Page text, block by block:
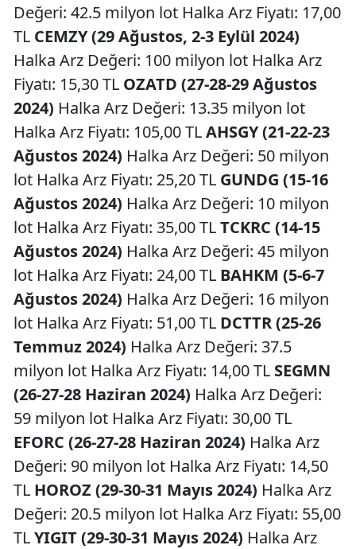
Değeri: 42.5 milyon lot Halka Arz Fiyatı: 17,00
TL CEMZY (29 Ağustos, 2-3 Eylül 2024)
Halka Arz Değeri: 100 milyon lot Halka Arz
Fiyatı: 15,30 TL OZATD (27-28-29 Ağustos
2024) Halka Arz Değeri: 13.35 milyon lot
Halka Arz Fiyatı: 105,00 TLAHSGY (21-22-23
Ağustos 2024) Halka Arz Değeri: 50 milyon
lot Halka Arz Fiyatı: 25,20 TL GUNDG (15-16
Ağustos 2024) Halka Arz Değeri: 10 milyon
lot Halka Arz Fiyatı: 35,00 TLTCKRC (14-15
Ağustos 2024) Halka Arz Değeri: 45 milyon
lot Halka Arz Fiyatı: 24,00 TL BAHKM (5-6-7
Ağustos 2024) Halka Arz Değeri: 16 milyon
lot Halka Arz Fiyatı: 51,00 TL DCTTR (25-26
Temmuz 2024) Halka Arz Değeri: 37.5
milyon lot Halka Arz Fiyatı: 14,00 TL SEGMN
(26-27-28 Haziran 2024) Halka Arz Değeri:
59 milyon lot Halka Arz Fiyatı: 30,00 TL
EFORC (26-27-28 Haziran 2024) Halka Arz
Değeri: 90 milyon lot Halka Arz Fiyatı: 14,50
TL HOROZ (29-30-31 Mayıs 2024) Halka Arz
Değeri: 20.5 milyon lot Halka Arz Fiyatı: 55,00
TLYIGIT (29-30-31 Mayıs 2024) Halka Arz